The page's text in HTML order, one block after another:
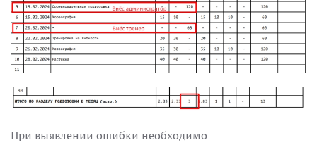
При выявлении ошибки необходимо